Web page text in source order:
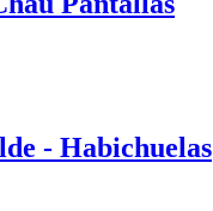
- Habichuelas